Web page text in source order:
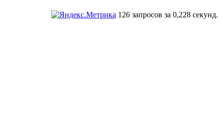
126 запросов за 0,228 секунд.